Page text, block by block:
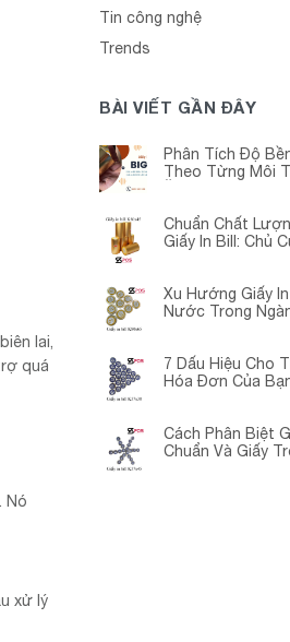
lai,
quá
Nó
xử lý
Tin công nghệ
Trends
BÀI VIẾT GẦN ĐÂY
Phân Tích Độ
Theo Từng Môi
Chuẩn Chất
Giấy In Bill: Chủ
Xu Hướng Giấy
Nước Trong
7 Dấu Hiệu Cho
Hóa Đơn Của
Cách Phân Biệt
Chuẩn Và Giấy